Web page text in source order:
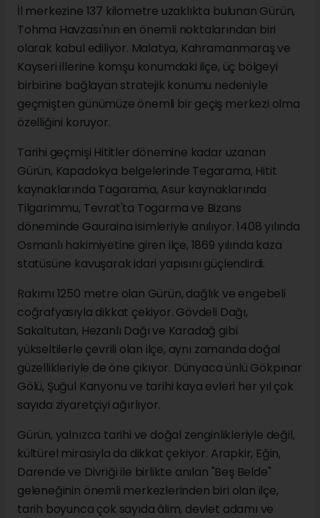
İl merkezine 137 kilometre uzaklıkta bulunan Gürün,
Tohma Havzası'nın en önemli noktalarından biri
olarak kabul ediliyor. Malatya, Kahramanmaraş ve
Kayseri illerine komşu konumdaki ilçe, üç bölgeyi
birbirine bağlayan stratejik konumu nedeniyle
geçmişten günümüze önemli bir geçiş merkezi olma
özelliğini koruyor.
Tarihi geçmişi Hititler dönemine kadar uzanan
Gürün, Kapadokya belgelerinde Tegarama, Hitit
kaynaklarında Tagarama, Asur kaynaklarında
Tilgarimmu, Tevrat'ta Togarma ve Bizans
döneminde Gauraina isimleriyle anılıyor. 1408 yılında
Osmanlı hakimiyetine giren ilçe, 1869 yılında kaza
statüsüne kavuşarak idari yapısını güçlendirdi.
Rakımı 1250 metre olan Gürün, dağlık ve engebeli
coğrafyasıyla dikkat çekiyor. Gövdeli Dağı,
Sakaltutan, Hezanlı Dağı ve Karadağ gibi
yükseltilerle çevrili olan ilçe, aynı zamanda doğal
güzellikleriyle de öne çıkıyor. Dünyaca ünlü Gökpınar
Gölü, Şuğul Kanyonu ve tarihi kaya evleri her yıl çok
sayıda ziyaretçiyi ağırlıyor.
Gürün, yalnızca tarihi ve doğal zenginlikleriyle değil,
kültürel mirasıyla da dikkat çekiyor. Arapkir, Eğin,
Darende ve Divriği ile birlikte anılan "Beş Belde"
geleneğinin önemli merkezlerinden biri olan ilçe,
tarih boyunca çok sayıda âlim, devlet adamı ve